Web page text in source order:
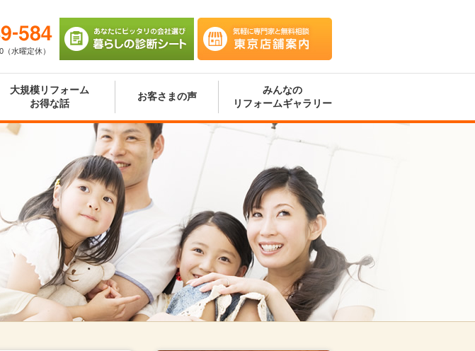
店舗案内
び 暮らしの診断シート
（水曜定休）
大規模リフォーム
お得な話
お客さまの声
みんなの
リフォームギャラリー